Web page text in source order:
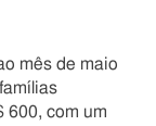
mês de maio
600, com um